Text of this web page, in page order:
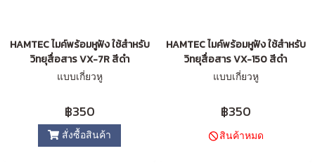
HAMTEC ไมค์พร้อมหูฟัง ใช้สำหรับ
วิทยุสื่อสาร VX-7R สีดำ
แบบเกี่ยวหู
฿350
สั่งซื้อสินค้า
HAMTEC ไมค์พร้อมหูฟัง ใช้สำหรับ
วิทยุสื่อสาร VX-150 สีดำ
แบบเกี่ยวหู
฿350
สินค้าหมด